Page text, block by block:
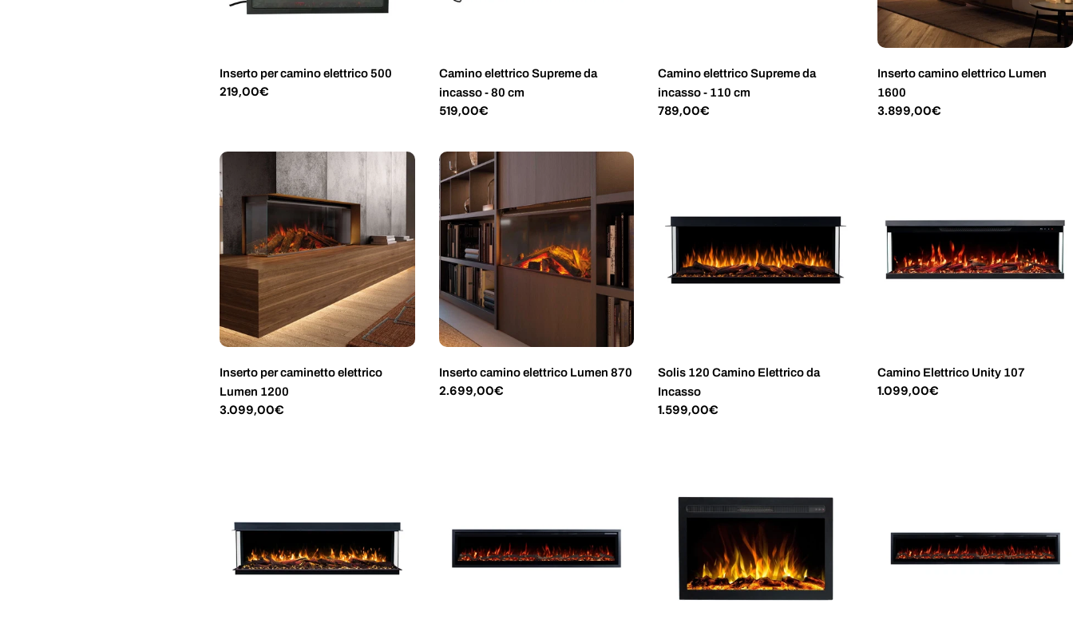
Inserto per camino elettrico 500
Prezzo
219,00€
Camino elettrico Supreme da
incasso - 80 cm
Prezzo
519,00€
Camino elettrico Supreme da
incasso - 110 cm
Prezzo
789,00€
Inserto camino elettrico Lumen
1600
Prezzo
3.899,00€
Inserto per caminetto elettrico
Lumen 1200
Prezzo
3.099,00€
Inserto camino elettrico Lumen 870
Prezzo
2.699,00€
Solis 120 Camino Elettrico da
Incasso
Prezzo
1.599,00€
Camino Elettrico Unity 107
Prezzo
1.099,00€